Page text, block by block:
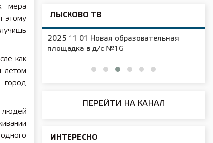
мера
этому
как
летом
город
ЛЫСКОВО ТВ
2025 11 01 Новая образовательная
площадка в д/с №16
ПЕРЕЙТИ НА КАНАЛ
ИНТЕРЕСНО